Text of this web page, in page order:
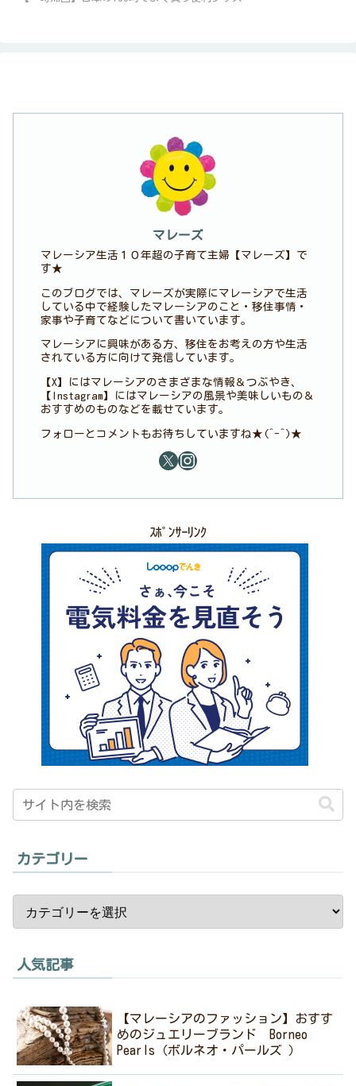
マレーズ
マレーシア生活１０年超の子育て主婦【マレーズ】で
す★
このブログでは、マレーズが実際にマレーシアで生活
している中で経験したマレーシアのこと・移住事情・
家事や子育てなどについて書いています。
マレーシアに興味がある方、移住をお考えの方や生活
されている方に向けて発信しています。
【X】にはマレーシアのさまざまな情報＆つぶやき、
【Instagram】にはマレーシアの風景や美味しいもの＆
おすすめのものなどを載せています。
フォローとコメントもお待ちしていますね★(^-^)★
ｽﾎﾟﾝｻｰﾘﾝｸ
カテゴリー
人気記事
【マレーシアのファッション】おすす
めのジュエリーブランド Borneo
Pearls（ボルネオ・パールズ ）